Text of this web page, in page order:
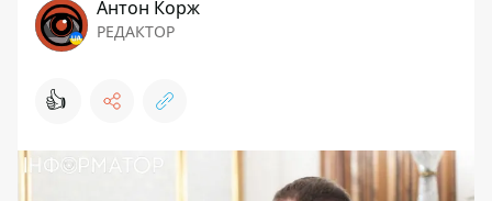
Антон Корж
РЕДАКТОР
👍